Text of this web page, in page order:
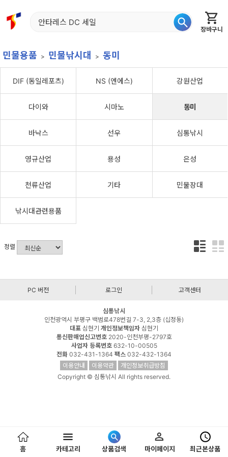
장바구니
홈 신상품 재입고 베스트
홈 카테고리 상품검색 마이페이지 최근본상품
민물용품 민물낚시대 동미
DIF (동일레포츠) NS (엔에스) 강원산업
다이와 시마노 동미
바낙스 선우 심통낚시
영규산업 용성 은성
천류산업 기타 민물장대
낚시대관련용품
정렬
PC 버전 로그인 고객센터
심통낚시
인천광역시 부평구 백범로478번길 7-3, 2,3층 (십정동)
대표 심현기 개인정보책임자 심현기
통신판매업신고번호2020-인천부평-2797호
사업자 등록번호632-10-00505
전화 032-431-1364 팩스 032-432-1364
이용안내
이용약관
개인정보취급방침
Copyright © 심통낚시 All rights reserved.